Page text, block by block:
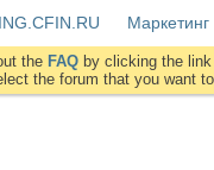
the FAQ by clicking the
the forum that you want